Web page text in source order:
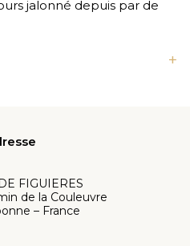
jalonné depuis par de
+
FIGUIERES
de la Couleuvre
– France